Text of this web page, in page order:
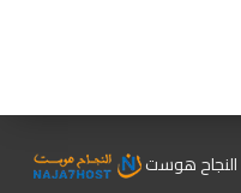
النجاح هوست